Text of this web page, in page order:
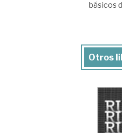
básicos
Otros